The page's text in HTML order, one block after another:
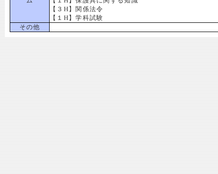
【３H】関係法令
【１H】学科試験
その他